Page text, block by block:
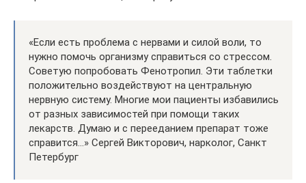
«Если есть проблема с нервами и силой воли, то
нужно помочь организму справиться со стрессом.
Советую попробовать Фенотропил. Эти таблетки
положительно воздействуют на центральную
нервную систему. Многие мои пациенты избавились
от разных зависимостей при помощи таких
лекарств. Думаю и с перееданием препарат тоже
справится…» Сергей Викторович, нарколог, Санкт
Петербург